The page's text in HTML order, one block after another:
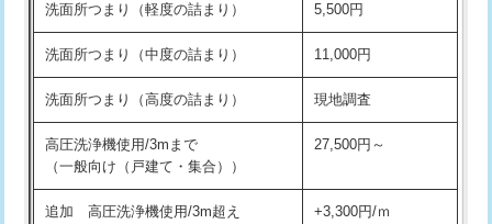
モルタル補修（厚さ10㎝超え） 38,500円
洗面台設置 38,500円
バスタブ設置 現場見積
追加人工 16,500円
廃棄・処分
持込商品取付（混合水栓） 16,500円
持込商品取付（浄水器・分岐水栓） 16,500円
給水管工事※（ホール加工) 16,500円
給水管工事※（バンド止め)
給水管工事※（支持金具設置) 5,500円
洗面所つまり（軽度の詰まり） 5,500円
洗面所つまり（中度の詰まり） 11,000円
洗面所つまり（高度の詰まり） 現地調査
高圧洗浄機使用/3mまで
（一般向け（戸建て・集合））
27,500円～
追加 高圧洗浄機使用/3m超え
+3,300円/ｍ